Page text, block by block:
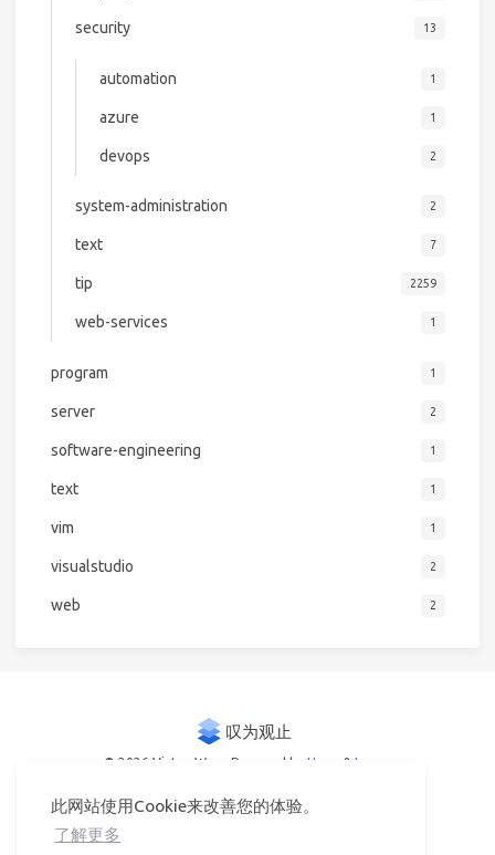
此网站使用Cookie来改善您的体验。
了解更多
security 13
automation 1
azure 1
devops 2
system-administration 2
text 7
tip 2259
web-services 1
program 1
server 2
software-engineering 1
text 1
vim 1
visualstudio 2
web 2
© 2026 Victor Woo Powered by Hexo & Icarus